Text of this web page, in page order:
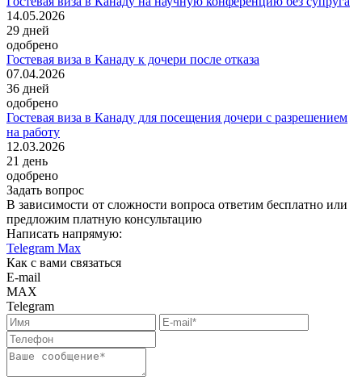
14.05.2026
29 дней
одобрено
Гостевая виза в Канаду к дочери после отказа
07.04.2026
36 дней
одобрено
Гостевая виза в Канаду для посещения дочери с разрешением
на работу
12.03.2026
21 день
одобрено
Задать вопрос
В зависимости от сложности вопроса ответим бесплатно или
предложим платную консультацию
Написать напрямую:
Telegram Max
Как с вами связаться
E-mail
MAX
Telegram